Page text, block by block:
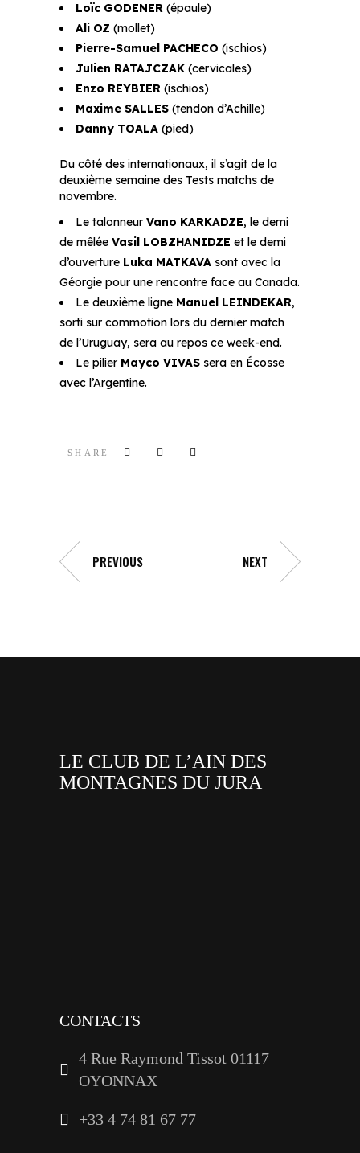
Loïc GODENER (épaule)
Ali OZ (mollet)
Pierre-Samuel PACHECO (ischios)
Julien RATAJCZAK (cervicales)
Enzo REYBIER (ischios)
Maxime SALLES (tendon d’Achille)
Danny TOALA (pied)
Du côté des internationaux, il s’agit de la
deuxième semaine des Tests matchs de
novembre.
Le talonneur Vano KARKADZE, le demi
de mêlée Vasil LOBZHANIDZE et le demi
d’ouverture Luka MATKAVA sont avec la
Géorgie pour une rencontre face au Canada.
Le deuxième ligne Manuel LEINDEKAR,
sorti sur commotion lors du dernier match
de l’Uruguay, sera au repos ce week-end.
Le pilier Mayco VIVAS sera en Écosse
avec l’Argentine.
SHARE
PREVIOUS NEXT
LE CLUB DE L’AIN DES
MONTAGNES DU JURA
CONTACTS
4 Rue Raymond Tissot 01117
OYONNAX
+33 4 74 81 67 77